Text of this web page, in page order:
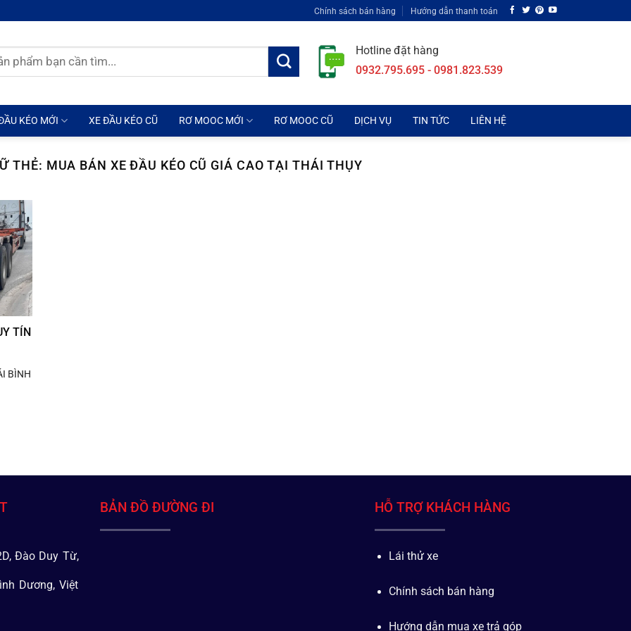
Chính sách bán hàng Hướng dẫn thanh toán
Hotline đặt hàng
0932.795.695 - 0981.823.539
KÉO MỚI XE ĐẦU KÉO CŨ RƠ MOOC MỚI RƠ MOOC CŨ DỊCH VỤ TIN TỨC LIÊN HỆ
THẺ: MUA BÁN XE ĐẦU KÉO CŨ GIÁ CAO TẠI THÁI THỤY
TÍN
BÌNH
Đào Duy Từ,
Dương, Việt
BẢN ĐỒ ĐƯỜNG ĐI HỖ TRỢ KHÁCH HÀNG
Lái thử xe
Chính sách bán hàng
Hướng dẫn mua xe trả góp